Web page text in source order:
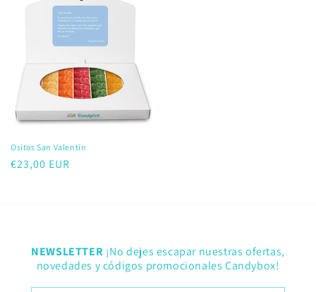
Ositos San Valentín
Precio
€23,00 EUR
NEWSLETTER ¡No dejes escapar nuestras ofertas,
novedades y códigos promocionales Candybox!